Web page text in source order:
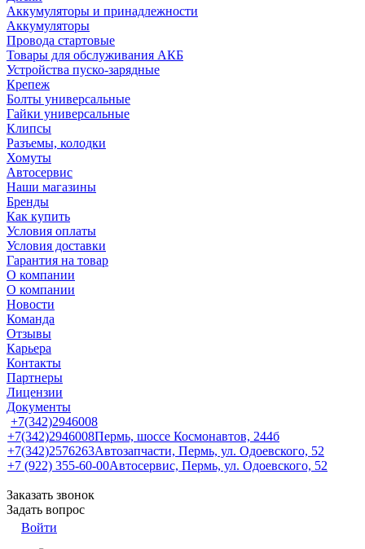
Аккумуляторы и принадлежности
Аккумуляторы
Провода стартовые
Товары для обслуживания АКБ
Устройства пуско-зарядные
Крепеж
Болты универсальные
Гайки универсальные
Клипсы
Разъемы, колодки
Хомуты
Автосервис
Наши магазины
Бренды
Как купить
Условия оплаты
Условия доставки
Гарантия на товар
О компании
О компании
Новости
Команда
Отзывы
Карьера
Контакты
Партнеры
Лицензии
Документы
+7(342)2946008
+7(342)2946008Пермь, шоссе Космонавтов, 244б
+7(342)2576263Автозапчасти, Пермь, ул. Одоевского, 52
+7 (922) 355-60-00Автосервис, Пермь, ул. Одоевского, 52
Заказать звонок
Задать вопрос
Войти